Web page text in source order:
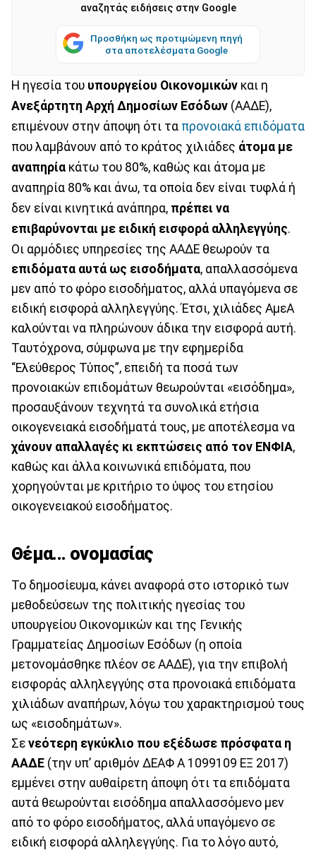
αναζητάς ειδήσεις στην Google
Προσθήκη ως προτιμώμενη πηγή
στα αποτελέσματα Google
Η ηγεσία του υπουργείου Οικονομικών και η
Ανεξάρτητη Αρχή Δημοσίων Εσόδων (ΑΑΔΕ),
επιμένουν στην άποψη ότι τα προνοιακά επιδόματα
που λαμβάνουν από το κράτος χιλιάδες άτομα με
αναπηρία κάτω του 80%, καθώς και άτομα με
αναπηρία 80% και άνω, τα οποία δεν είναι τυφλά ή
δεν είναι κινητικά ανάπηρα, πρέπει να
επιβαρύνονται με ειδική εισφορά αλληλεγγύης.
Οι αρμόδιες υπηρεσίες της ΑΑΔΕ θεωρούν τα
επιδόματα αυτά ως εισοδήματα, απαλλασσόμενα
μεν από το φόρο εισοδήματος, αλλά υπαγόμενα σε
ειδική εισφορά αλληλεγγύης. Έτσι, χιλιάδες ΑμεΑ
καλούνται να πληρώνουν άδικα την εισφορά αυτή.
Ταυτόχρονα, σύμφωνα με την εφημερίδα
“Ελεύθερος Τύπος”, επειδή τα ποσά των
προνοιακών επιδομάτων θεωρούνται «εισόδημα»,
προσαυξάνουν τεχνητά τα συνολικά ετήσια
οικογενειακά εισοδήματά τους, με αποτέλεσμα να
χάνουν απαλλαγές κι εκπτώσεις από τον ΕΝΦΙΑ,
καθώς και άλλα κοινωνικά επιδόματα, που
χορηγούνται με κριτήριο το ύψος του ετησίου
οικογενειακού εισοδήματος.
Θέμα... ονομασίας
Το δημοσίευμα, κάνει αναφορά στο ιστορικό των
μεθοδεύσεων της πολιτικής ηγεσίας του
υπουργείου Οικονομικών και της Γενικής
Γραμματείας Δημοσίων Εσόδων (η οποία
μετονομάσθηκε πλέον σε ΑΑΔΕ), για την επιβολή
εισφοράς αλληλεγγύης στα προνοιακά επιδόματα
χιλιάδων αναπήρων, λόγω του χαρακτηρισμού τους
ως «εισοδημάτων».
Σε νεότερη εγκύκλιο που εξέδωσε πρόσφατα η
ΑΑΔΕ (την υπ’ αριθμόν ΔΕΑΦ Α 1099109 ΕΞ 2017)
εμμένει στην αυθαίρετη άποψη ότι τα επιδόματα
αυτά θεωρούνται εισόδημα απαλλασσόμενο μεν
από το φόρο εισοδήματος, αλλά υπαγόμενο σε
ειδική εισφορά αλληλεγγύης. Για το λόγο αυτό,